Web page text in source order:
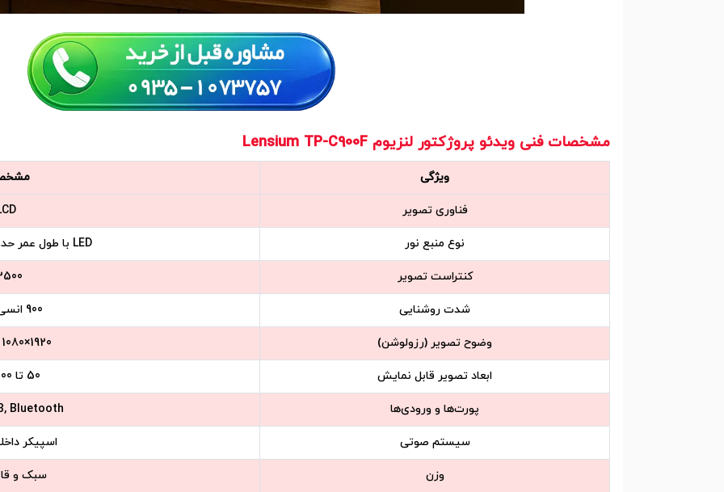
مشخصات فنی ویدئو پروژکتور لنزیوم Lensium TP-C900F
ویژگی
فناوری تصویر
نوع منبع نور LED با طول عمر حدود 30,000 ساعت
کنتراست تصویر
شدت روشنایی 900 انسی لومن
وضوح تصویر (رزولوشن) 1920×1080 Full HD
ابعاد تصویر قابل نمایش 50 تا 200 اینچ
پورت‌ها و ورودی‌ها Bluetooth
سیستم صوتی اسپیکر
وزن سبک و